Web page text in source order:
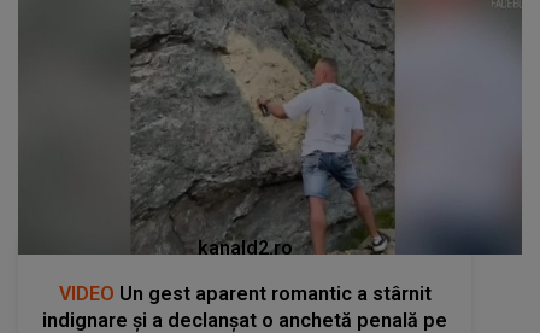
kanald2.ro
VIDEO Un gest aparent romantic a stârnit
indignare și a declanșat o anchetă penală pe